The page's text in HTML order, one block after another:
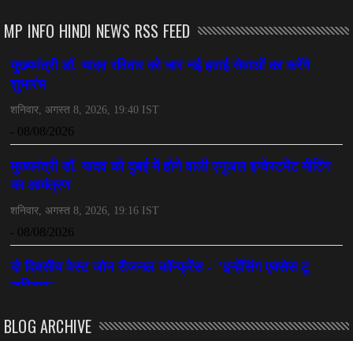
CHHATTISGARH
महादेव ऐप केस में बड़ा एक्शन, सौरभ चंद्राकर हिरासत में
CHHATTISGARH
July 07, 2026
MP INFO HINDI NEWS RSS FEED
BLOG ARCHIVE